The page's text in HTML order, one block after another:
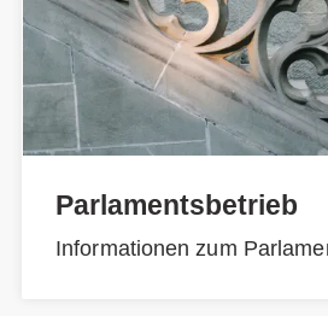
Parlamentsbetrieb
Informationen zum